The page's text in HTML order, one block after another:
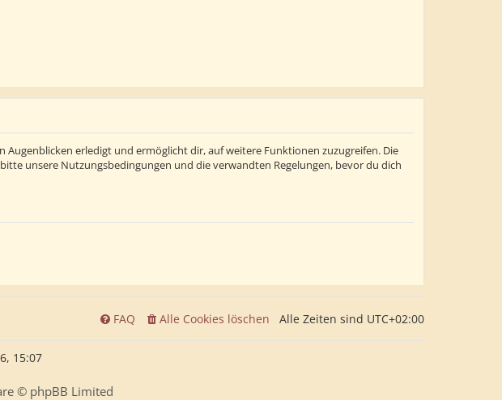
erledigt und ermöglicht dir, auf weitere Funktionen zuzugreifen. Die
unsere Nutzungsbedingungen und die verwandten Regelungen, bevor du dich
Alle Zeiten sind UTC+02:00
Alle Cookies löschen
FAQ
15:07
© phpBB Limited